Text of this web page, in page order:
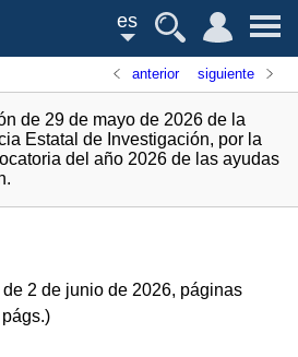
es
anterior siguiente
de 29 de mayo de 2026 de la
Estatal de Investigación, por la
del año 2026 de las ayudas
de 2 de junio de 2026, páginas
págs.)